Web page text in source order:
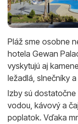
Pláž sme osobne
hotela Gewan
vyskytujú aj
ležadlá, slnečníky
Izby sú
vodou, kávový a
poplatok. Vďaka